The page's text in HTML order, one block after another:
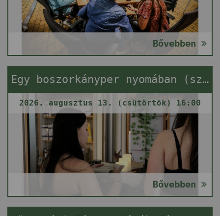
Bővebben
Egy boszorkányper nyomában (szabadulós játék)
2026. augusztus 13. (csütörtök) 16:00
Bővebben